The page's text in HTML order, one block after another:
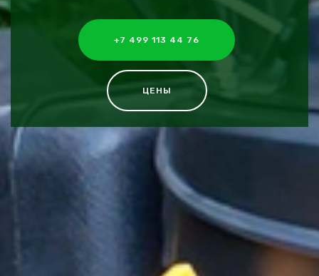
+7 499 113 44 76
ЦЕНЫ